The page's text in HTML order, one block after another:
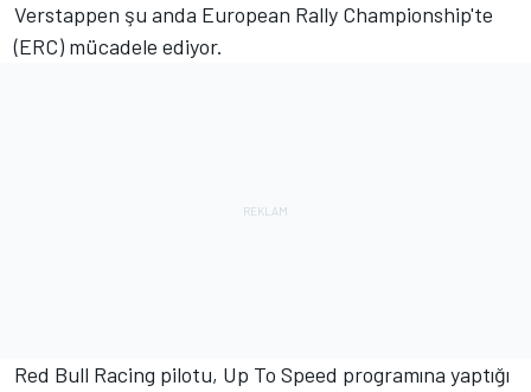
Verstappen şu anda European Rally Championship'te
(ERC) mücadele ediyor.
Red Bull Racing pilotu, Up To Speed programına yaptığı